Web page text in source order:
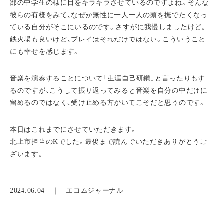
部の中学生の様に目をキラキラさせているのですよね。そんな
彼らの有様をみて、なぜか無性に一人一人の頭を撫でたくなっ
ている自分がそこにいるのです。さすがに我慢しましたけど。
鉄火場も良いけど、プレイはそれだけではない。こういうこと
にも幸せを感じます。
音楽を演奏することについて「生涯自己研鑽」と言ったりもす
るのですが、こうして振り返ってみると音楽を自分の中だけに
留めるのではなく、受け止める方がいてこそだと思うのです。
本日はこれまでにさせていただきます。
北上市担当のKでした。最後まで読んでいただきありがとうご
ざいます。
2024.06.04 ｜ エコムジャーナル